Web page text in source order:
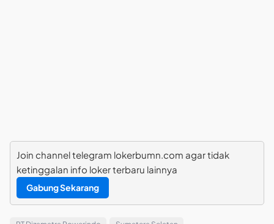
Join channel telegram lokerbumn.com agar tidak
ketinggalan info loker terbaru lainnya
Gabung Sekarang